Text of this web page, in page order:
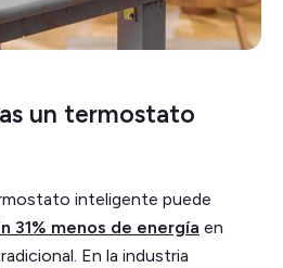
un termostato
inteligente puede
31% menos de energía en
En la industria